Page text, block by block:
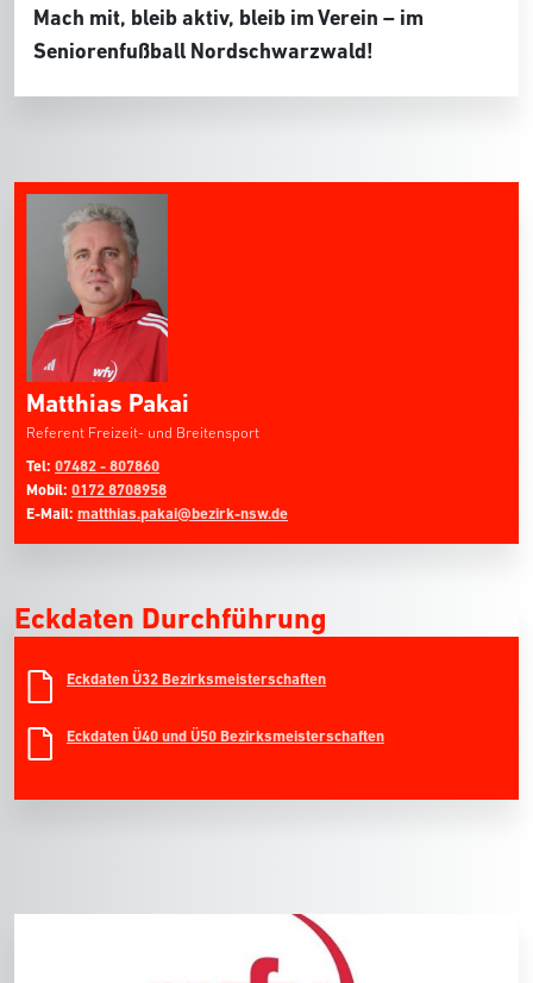
Mach mit, bleib aktiv, bleib im Verein – im
Seniorenfußball Nordschwarzwald!
Matthias Pakai
Referent Freizeit- und Breitensport
Tel: 07482 - 807860
Mobil: 0172 8708958
E-Mail: matthias.pakai@bezirk-nsw.de
Eckdaten Durchführung
Eckdaten Ü32 Bezirksmeisterschaften
Eckdaten Ü40 und Ü50 Bezirksmeisterschaften